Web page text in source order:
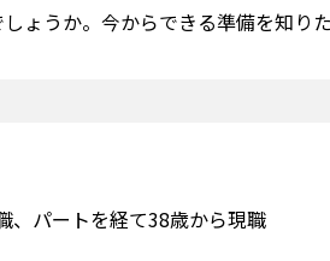
ょうか。今からできる準備を知りた
パートを経て38歳から現職